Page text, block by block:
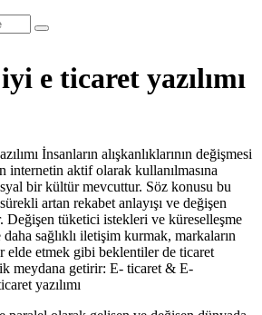
e ticaret yazılımı
İnsanların alışkanlıklarının değişmesi
internetin aktif olarak kullanılmasına
bir kültür mevcuttur. Söz konusu bu
artan rekabet anlayışı ve değişen
tüketici istekleri ve küreselleşme
sağlıklı iletişim kurmak, markaların
elde etmek gibi beklentiler de ticaret
meydana getirir: E- ticaret & E-
yazılımı